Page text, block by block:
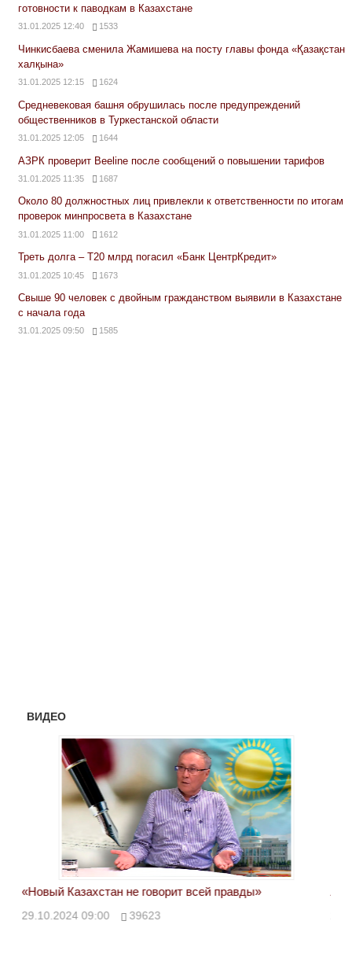
готовности к паводкам в Казахстане
31.01.2025 12:40 1533
Чинкисбаева сменила Жамишева на посту главы фонда «Қазақстан
халқына»
31.01.2025 12:15 1624
Средневековая башня обрушилась после предупреждений
общественников в Туркестанской области
31.01.2025 12:05 1644
АЗРК проверит Beeline после сообщений о повышении тарифов
31.01.2025 11:35 1687
Около 80 должностных лиц привлекли к ответственности по итогам
проверок минпросвета в Казахстане
31.01.2025 11:00 1612
Треть долга – Т20 млрд погасил «Банк ЦентрКредит»
31.01.2025 10:45 1673
Свыше 90 человек с двойным гражданством выявили в Казахстане
с начала года
31.01.2025 09:50 1585
ВИДЕО
«Новый Казахстан не говорит всей правды»
29.10.2024 09:00 39623